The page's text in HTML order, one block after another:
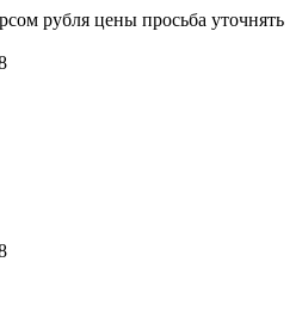
рубля цены просьба уточнять